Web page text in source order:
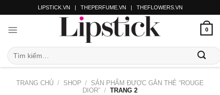
LIPSTICK.VN | THEPERFUME.VN | THEFLOWERS.VN
0
TRANG CHỦ / SHOP / SẢN PHẨM ĐƯỢC GẮN THẺ “ROUGE
DIOR” / TRANG 2